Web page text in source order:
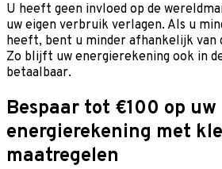
U heeft geen invloed op de
uw eigen verbruik verlagen. Als u
heeft, bent u minder afhankelijk van
Zo blijft uw energierekening ook in
betaalbaar.
Bespaar tot €100 op uw
energierekening met
maatregelen